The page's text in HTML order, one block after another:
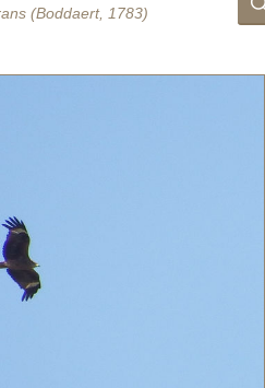
(Boddaert, 1783)